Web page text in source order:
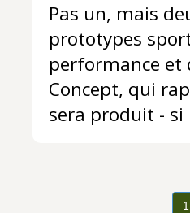
Pas un, mais
prototypes
performance
Concept, qui
sera produit -
1